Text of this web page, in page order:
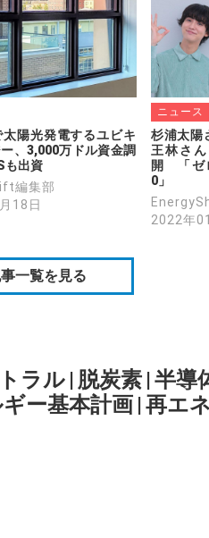
太陽光発電するユビキ
、3,000万ドル資金調
も出資
編集部
18日
ニュース
杉浦太陽
王林さ
開　「
0」
2022年
一覧を見る
ラル | 脱炭素 |半導
ー基本計画 |再エネ